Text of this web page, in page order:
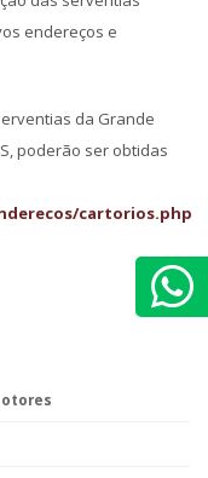
endereços e
da Grande
poderão ser obtidas
cartorios.php